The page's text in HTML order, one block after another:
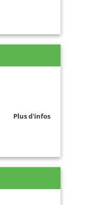
Plus d'infos